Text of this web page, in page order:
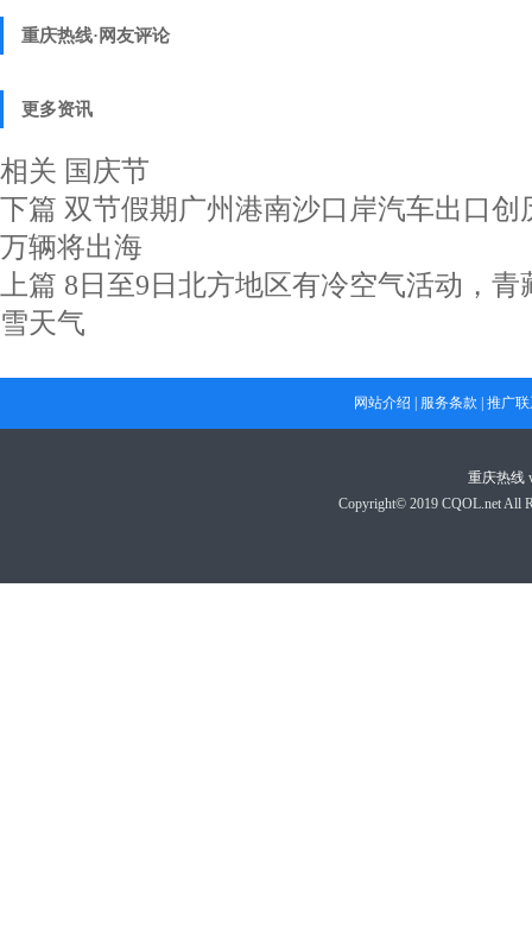
重庆热线·网友评论
更多资讯
相关 国庆节
下篇 双节假期广州港南沙口岸汽车出口创
万辆将出海
上篇 8日至9日北方地区有冷空气活动，
雪天气
网站介绍 服务条款 推广
重庆热线
Copyright© 2019 CQOL.net All